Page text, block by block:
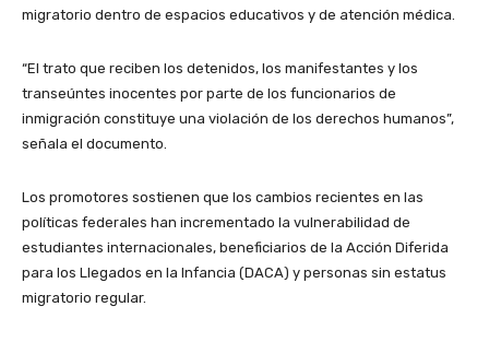
migratorio dentro de espacios educativos y de atención médica.
“El trato que reciben los detenidos, los manifestantes y los
transeúntes inocentes por parte de los funcionarios de
inmigración constituye una violación de los derechos humanos”,
señala el documento.
Los promotores sostienen que los cambios recientes en las
políticas federales han incrementado la vulnerabilidad de
estudiantes internacionales, beneficiarios de la Acción Diferida
para los Llegados en la Infancia (DACA) y personas sin estatus
migratorio regular.